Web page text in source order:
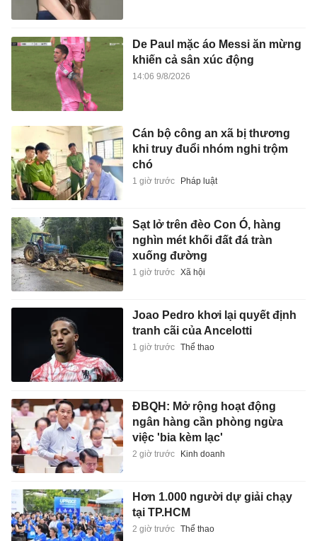
De Paul mặc áo Messi ăn mừng
khiến cả sân xúc động
14:06 9/8/2026
Cán bộ công an xã bị thương
khi truy đuổi nhóm nghi trộm
chó
1 giờ trước Pháp luật
Sạt lở trên đèo Con Ó, hàng
nghìn mét khối đất đá tràn
xuống đường
1 giờ trước Xã hội
Joao Pedro khơi lại quyết định
tranh cãi của Ancelotti
1 giờ trước Thể thao
ĐBQH: Mở rộng hoạt động
ngân hàng cần phòng ngừa
việc 'bia kèm lạc'
2 giờ trước Kinh doanh
Hơn 1.000 người dự giải chạy
tại TP.HCM
2 giờ trước Thể thao